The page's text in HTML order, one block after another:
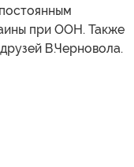
при ООН. Также
В.Черновола.